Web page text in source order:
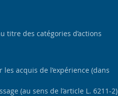
titre des catégories d’actions
acquis de l’expérience (dans
(au sens de l’article L. 6211-2)